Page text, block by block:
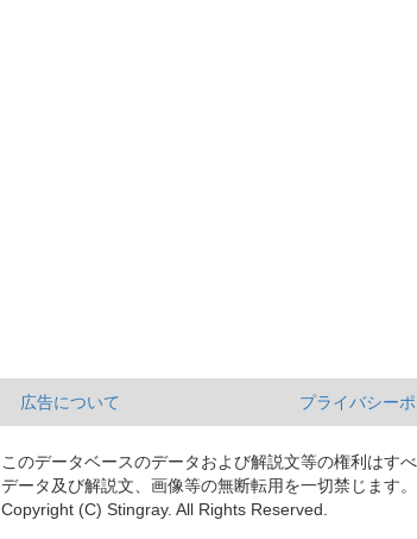
広告について プライバシー
このデータベースのデータおよび解説文等の権利はす
データ及び解説文、画像等の無断転用を一切禁じます。
Copyright (C) Stingray. All Rights Reserved.